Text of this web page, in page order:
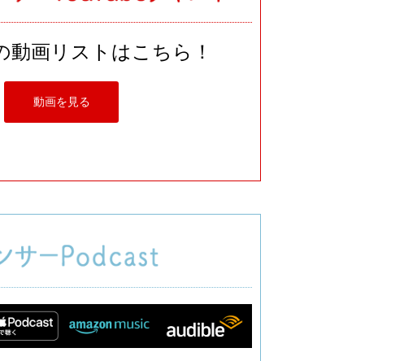
動画リストはこちら！
動画を見る